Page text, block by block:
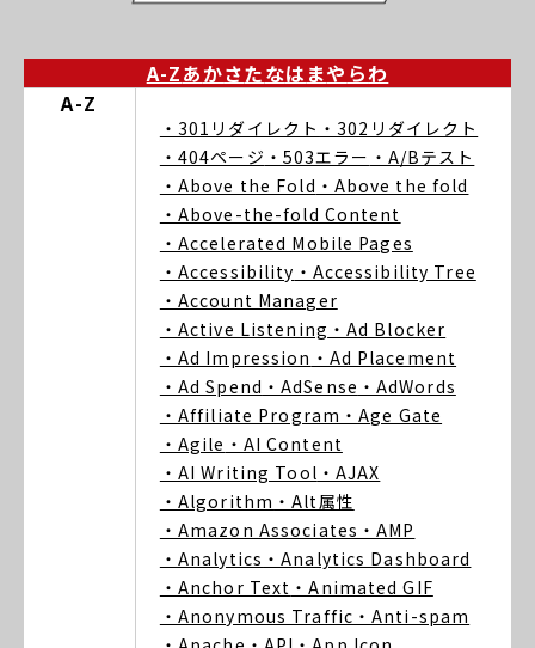
A-Zあかさたなは まや らわ
A-Z
・301リダイレクト ・302リダイレクト
・404ページ ・503エラー ・A/Bテスト
・Above the Fold ・Above the fold
・Above-the-fold Content
・Accelerated Mobile Pages
・Accessibility ・Accessibility Tree
・Account Manager
・Active Listening ・Ad Blocker
・Ad Impression ・Ad Placement
・Ad Spend ・AdSense ・AdWords
・Affiliate Program ・Age Gate
・Agile ・AI Content
・AI Writing Tool ・AJAX
・Algorithm ・Alt属性
・Amazon Associates ・AMP
・Analytics ・Analytics Dashboard
・Anchor Text ・Animated GIF
・Anonymous Traffic ・Anti-spam